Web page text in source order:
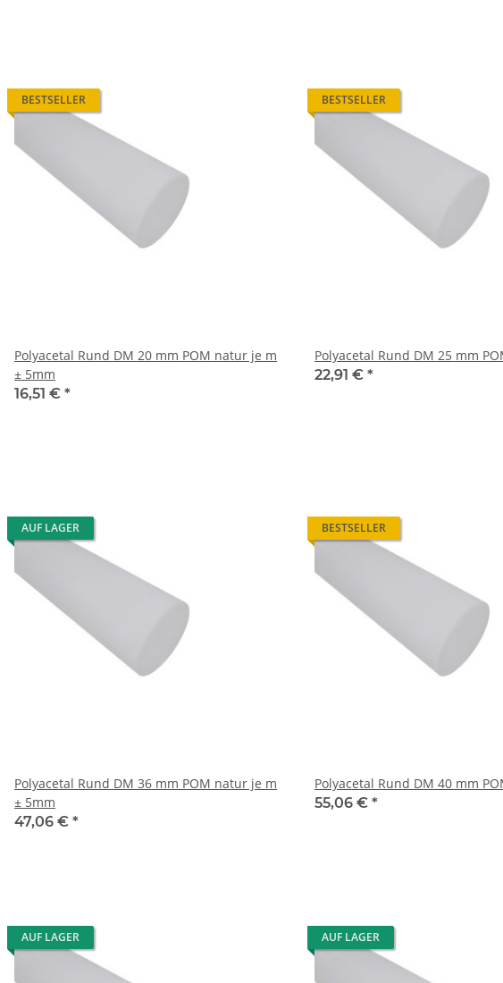
BESTSELLER
Polyacetal Rund DM 20 mm POM natur je m
± 5mm
16,51 € *
BESTSELLER
Polyacetal Rund DM 25 mm
22,91 € *
AUF LAGER
Polyacetal Rund DM 36 mm POM natur je m
± 5mm
47,06 € *
BESTSELLER
Polyacetal Rund DM 40 mm
55,06 € *
AUF LAGER AUF LAGER